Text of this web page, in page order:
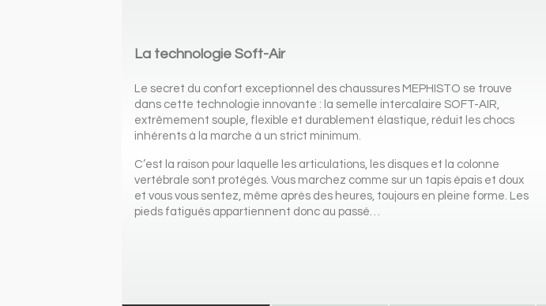
La technologie Soft-Air
Le secret du confort exceptionnel des chaussures MEPHISTO se trouve
dans cette technologie innovante : la semelle intercalaire SOFT-AIR,
extrêmement souple, flexible et durablement élastique, réduit les chocs
inhérents à la marche à un strict minimum.
C’est la raison pour laquelle les articulations, les disques et la colonne
vertébrale sont protégés. Vous marchez comme sur un tapis épais et doux
et vous vous sentez, même après des heures, toujours en pleine forme. Les
pieds fatigués appartiennent donc au passé…